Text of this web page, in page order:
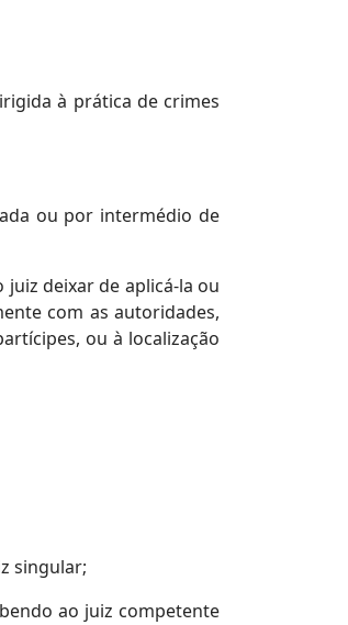
à prática de crimes
ou por intermédio de
deixar de aplicá-la ou
com as autoridades,
ou à localização
singular;
ao juiz competente